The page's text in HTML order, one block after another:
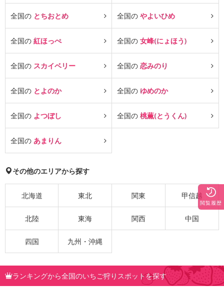
全国の とちおとめ 全国の やよいひめ
全国の 紅ほっぺ 全国の 女峰(にょほう)
全国の スカイベリー 全国の 恋みのり
全国の とよのか 全国の ゆめのか
全国の よつぼし 全国の 桃薫(とうくん)
全国の あまりん
その他のエリアから探す
北海道 東北 関東 甲信越
北陸 東海 関西 中国
四国 九州・沖縄
ランキングから全国のいちご狩りスポットを探す
閲覧履歴